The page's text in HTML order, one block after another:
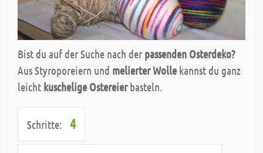
Bist du auf der Suche nach der passenden Osterdeko?
Aus Styroporeiern und melierter Wolle kannst du ganz
leicht kuschelige Ostereierbasteln.
Schritte: 4